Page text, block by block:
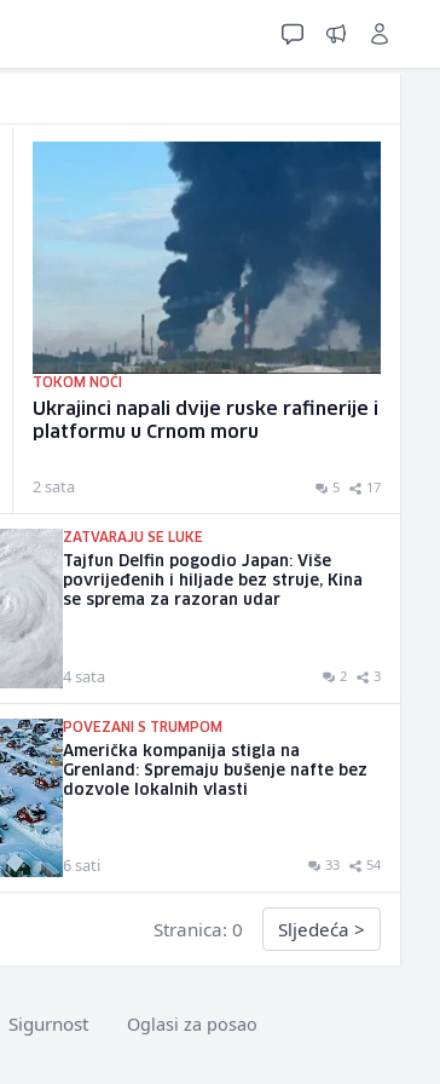
TOKOM NOĆI
Ukrajinci napali dvije ruske rafinerije i
platformu u Crnom moru
2 sata 5 17
ZATVARAJU SE LUKE
Tajfun Delfin pogodio Japan: Više
povrijeđenih i hiljade bez struje, Kina
se sprema za razoran udar
4 sata 2 3
POVEZANI S TRUMPOM
Američka kompanija stigla na
Grenland: Spremaju bušenje nafte bez
dozvole lokalnih vlasti
6 sati 33 54
Stranica: 0 Sljedeća >
Sigurnost Oglasi za posao